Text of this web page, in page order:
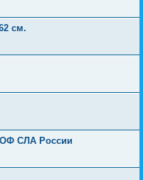
см.
ОФ СЛА России